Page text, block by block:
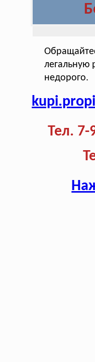
легальную
недорого.
Тел. 7-